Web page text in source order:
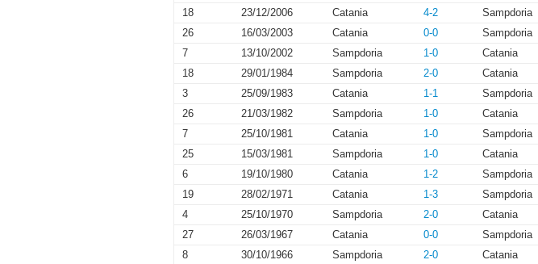
18
23/12/2006 Catania 4-2 Sampdoria
26
16/03/2003 Catania 0-0 Sampdoria
7
13/10/2002 Sampdoria 1-0 Catania
18
29/01/1984 Sampdoria 2-0 Catania
3
25/09/1983 Catania 1-1 Sampdoria
26
21/03/1982 Sampdoria 1-0 Catania
7
25/10/1981 Catania 1-0 Sampdoria
25
15/03/1981 Sampdoria 1-0 Catania
6
19/10/1980 Catania 1-2 Sampdoria
19
28/02/1971 Catania 1-3 Sampdoria
4
25/10/1970 Sampdoria 2-0 Catania
27
26/03/1967 Catania 0-0 Sampdoria
8
30/10/1966 Sampdoria 2-0 Catania